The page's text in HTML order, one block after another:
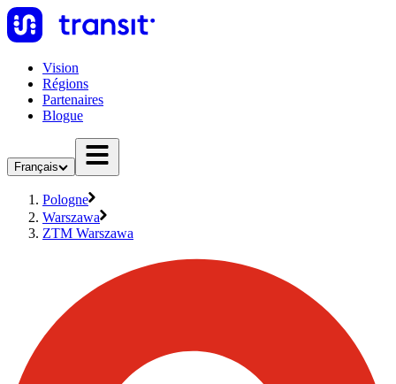
Vision
Régions
Partenaires
Blogue
Français
Pologne
Warszawa
ZTM Warszawa